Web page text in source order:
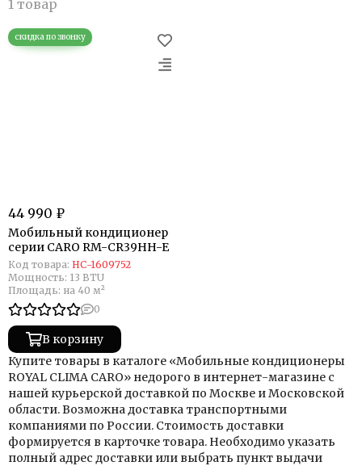
44 990 ₽
Мобильный кондиционер
cерии CARO RM-CR39HH-E
Код товара: НС-1609752
Мощность: 13 BTU
Площадь: на 40 м²
0
В корзину
Купите товары в каталоге «Мобильные кондиционеры
ROYAL CLIMA CARO» недорого в интернет-магазине с
нашей курьерской доставкой по Москве и Московской
области. Возможна доставка транспортными
компаниями по России. Стоимость доставки
формируется в карточке товара. Необходимо указать
полный адрес доставки или выбрать пункт выдачи